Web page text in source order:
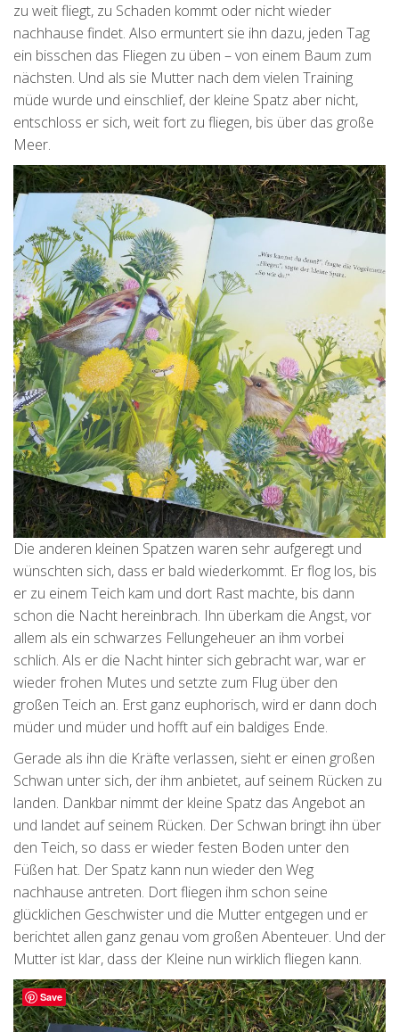
zu weit fliegt, zu Schaden kommt oder nicht wieder
nachhause findet. Also ermuntert sie ihn dazu, jeden Tag
ein bisschen das Fliegen zu üben – von einem Baum zum
nächsten. Und als sie Mutter nach dem vielen Training
müde wurde und einschlief, der kleine Spatz aber nicht,
entschloss er sich, weit fort zu fliegen, bis über das große
Meer.
Die anderen kleinen Spatzen waren sehr aufgeregt und
wünschten sich, dass er bald wiederkommt. Er flog los, bis
er zu einem Teich kam und dort Rast machte, bis dann
schon die Nacht hereinbrach. Ihn überkam die Angst, vor
allem als ein schwarzes Fellungeheuer an ihm vorbei
schlich. Als er die Nacht hinter sich gebracht war, war er
wieder frohen Mutes und setzte zum Flug über den
großen Teich an. Erst ganz euphorisch, wird er dann doch
müder und müder und hofft auf ein baldiges Ende.
Gerade als ihn die Kräfte verlassen, sieht er einen großen
Schwan unter sich, der ihm anbietet, auf seinem Rücken zu
landen. Dankbar nimmt der kleine Spatz das Angebot an
und landet auf seinem Rücken. Der Schwan bringt ihn über
den Teich, so dass er wieder festen Boden unter den
Füßen hat. Der Spatz kann nun wieder den Weg
nachhause antreten. Dort fliegen ihm schon seine
glücklichen Geschwister und die Mutter entgegen und er
berichtet allen ganz genau vom großen Abenteuer. Und der
Mutter ist klar, dass der Kleine nun wirklich fliegen kann.
Save